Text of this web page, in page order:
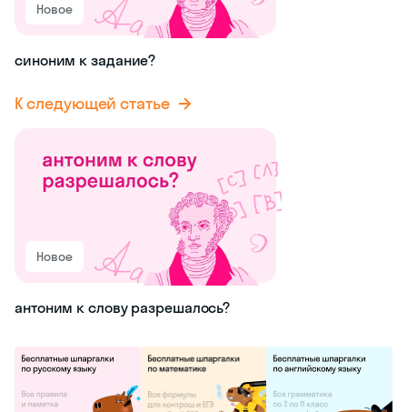
Новое
синоним к задание?
К следующей статье
Новое
антоним к слову разрешалось?